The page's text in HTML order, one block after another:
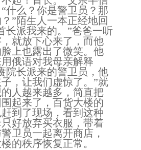
什么？你是警卫员？那
”陌生人一本正经地回
长派我来的。”爸爸一听
就放下心来了，而他
上也露出了微笑。他
俄语对我母亲解释
院长派来的警卫员，他
，让我们虚惊了。 ”就
人越来越多，简直把
起来了，百货大楼的
到了现场，看到这种
好放弃买衣服，带着
卫员一起离开商店，
的秩序恢复正常。